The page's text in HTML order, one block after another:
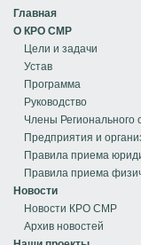
Главная
О КРО СМР
Цели и задачи
Устав
Программа
Руководство
Члены
Предприятия и
Правила приема
Правила приема
Новости
Новости КРО СМР
Архив новостей